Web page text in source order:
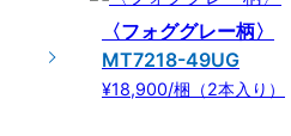
〈フォググレー柄〉
MT7218-49UG
¥18,900/梱（2本入り）